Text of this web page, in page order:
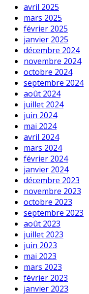
avril 2025
mars 2025
février 2025
janvier 2025
décembre 2024
novembre 2024
octobre 2024
septembre 2024
août 2024
juillet 2024
juin 2024
mai 2024
avril 2024
mars 2024
février 2024
janvier 2024
décembre 2023
novembre 2023
octobre 2023
septembre 2023
août 2023
juillet 2023
juin 2023
mai 2023
mars 2023
février 2023
janvier 2023